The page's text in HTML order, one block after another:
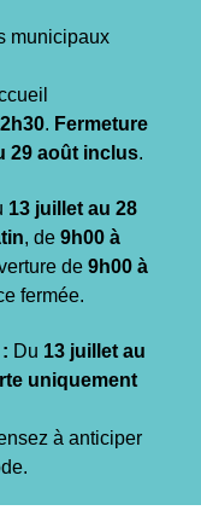
municipaux
. Fermeture
29 août inclus.
13 juillet au 28
, de 9h00 à
de 9h00 à
fermée.
Du 13 juillet au
uniquement
à anticiper